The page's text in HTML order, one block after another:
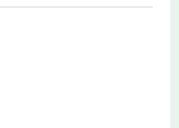
、衝撃の過去とは！？
・ラブストーリー！！